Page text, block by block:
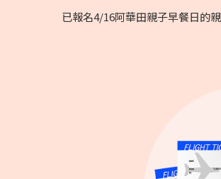
已報名4/16阿華田親子早餐日的